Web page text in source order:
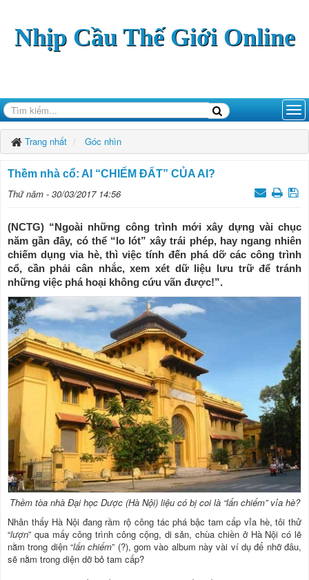
Nhịp Cầu Thế Giới Online
Trang nhất Góc nhìn
Thềm nhà cổ: AI “CHIẾM ĐẤT” CỦA AI?
Thứ năm - 30/03/2017 14:56
(NCTG) “Ngoài những công trình mới xây dựng vài chục
năm gần đây, có thể “lo lót” xây trái phép, hay ngang nhiên
chiếm dụng vỉa hè, thì việc tính đến phá dỡ các công trình
cổ, cần phải cân nhắc, xem xét dữ liệu lưu trữ để tránh
những việc phá hoại không cứu vãn được!”.
Thềm tòa nhà Đại học Dược (Hà Nội) liệu có bị coi là “lấn chiếm” vỉa hè?
Nhân thấy Hà Nội đang rầm rộ công tác phá bậc tam cấp vỉa hè, tôi thử
“lượn” qua mấy công trình công cộng, di sản, chùa chiền ở Hà Nội có lẽ
nằm trong diện “lấn chiếm” (?), gom vào album này vài ví dụ để nhỡ đâu,
sẽ nằm trong diện dỡ bỏ tam cấp?